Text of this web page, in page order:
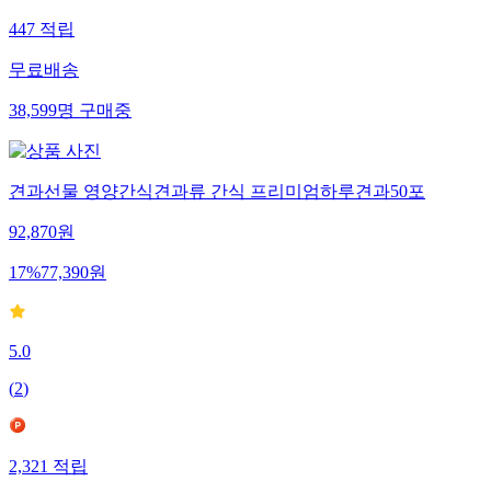
447적립
무료배송
38,599명구매중
견과선물 영양간식견과류 간식 프리미엄하루견과50포
92,870원
17%77,390원
5.0
(2)
2,321적립